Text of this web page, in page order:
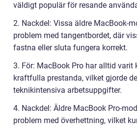
väldigt populär för resande
2. Nackdel: Vissa äldre MacBook-
problem med tangentbordet, där
fastna eller sluta fungera korrekt.
3. För: MacBook Pro har alltid varit
kraftfulla prestanda, vilket gjorde
teknikintensiva arbetsuppgifter.
4. Nackdel: Äldre MacBook Pro-
problem med överhettning, vilket